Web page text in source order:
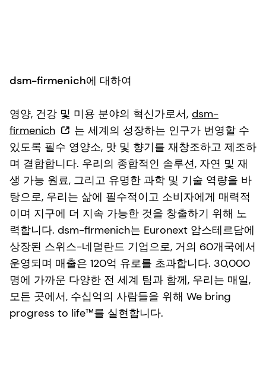
며 결합합니다. 우리의 종합적인 솔루션, 자연 및 재
탕으로, 우리는 삶에 필수적이고 소비자에게 매력적
이며 지구에 더 지속 가능한 것을 창출하기 위해 노
력합니다. dsm-firmenich는 Euronext 암스테르담에
상장된 스위스-네덜란드 기업으로, 거의 60개국에서
운영되며 매출은 120억 유로를 초과합니다. 30,000
명에 가까운 다양한 전 세계 팀과 함께, 우리는 매일,
모든 곳에서, 수십억의 사람들을 위해 We bring
progress to life™를 실현합니다.